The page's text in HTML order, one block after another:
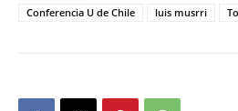
Conferencia U de Chile
luis musrri